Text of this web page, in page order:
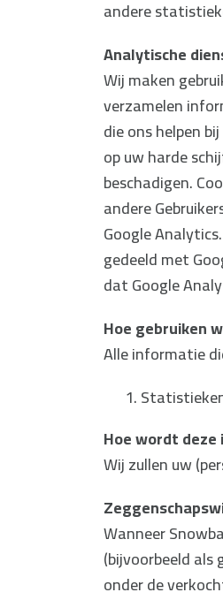
andere
Analytische
Wij maken
verzamelen
die ons helpen
op uw harde
beschadigen.
andere
Google
gedeeld met
dat Google
Hoe gebruiken
Alle informatie
Hoe wordt
Wij zullen uw
Wanneer
(bijvoorbeeld
onder de